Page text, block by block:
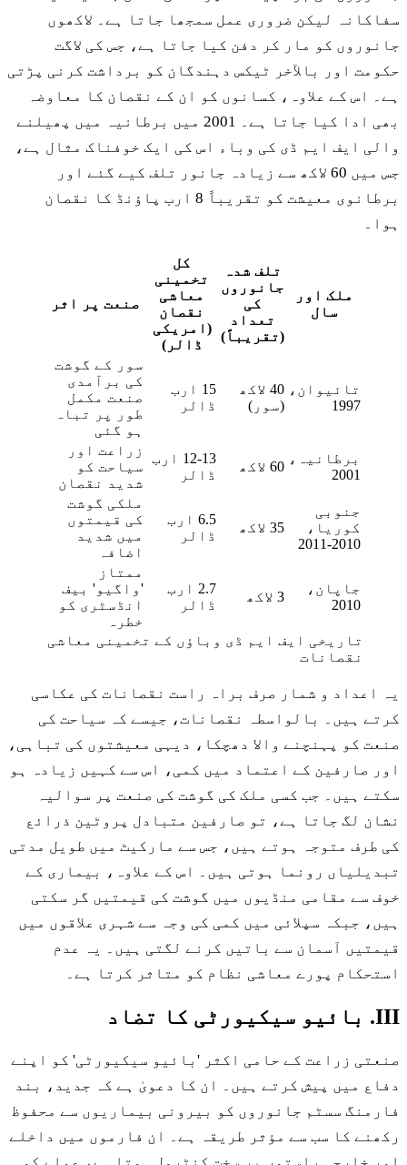
سفاکانہ لیکن ضروری عمل سمجھا جاتا ہے۔ لاکھوں
جانوروں کو مار کر دفن کیا جاتا ہے، جس کی لاگت
حکومت اور بالآخر ٹیکس دہندگان کو برداشت کرنی پڑتی
ہے۔ اس کے علاوہ، کسانوں کو ان کے نقصان کا معاوضہ
بھی ادا کیا جاتا ہے۔ 2001 میں برطانیہ میں پھیلنے
والی ایف ایم ڈی کی وباء اس کی ایک خوفناک مثال ہے،
جس میں 60 لاکھ سے زیادہ جانور تلف کیے گئے اور
برطانوی معیشت کو تقریباً 8 ارب پاؤنڈ کا نقصان
ہوا۔
ملک اور
سال
تلف شدہ
جانوروں
کی
تعداد
(تقریباً)
کل
تخمینی
معاشی
نقصان
(امریکی
ڈالر)
صنعت پر اثر
تائیوان،
1997
40 لاکھ
(سور)
15 ارب
ڈالر
سور کے گوشت
کی برآمدی
صنعت مکمل
طور پر تباہ
ہو گئی
برطانیہ،
2001
60 لاکھ
12-13 ارب
ڈالر
زراعت اور
سیاحت کو
شدید نقصان
جنوبی
کوریا،
2010-2011
35 لاکھ
6.5 ارب
ڈالر
ملکی گوشت
کی قیمتوں
میں شدید
اضافہ
جاپان،
2010
3 لاکھ
2.7 ارب
ڈالر
ممتاز
'واگیو' بیف
انڈسٹری کو
خطرہ
تاریخی ایف ایم ڈی وباؤں کے تخمینی معاشی
نقصانات
یہ اعداد و شمار صرف براہ راست نقصانات کی عکاسی
کرتے ہیں۔ بالواسطہ نقصانات، جیسے کہ سیاحت کی
صنعت کو پہنچنے والا دھچکا، دیہی معیشتوں کی تباہی،
اور صارفین کے اعتماد میں کمی، اس سے کہیں زیادہ ہو
سکتے ہیں۔ جب کسی ملک کی گوشت کی صنعت پر سوالیہ
نشان لگ جاتا ہے، تو صارفین متبادل پروٹین ذرائع
کی طرف متوجہ ہوتے ہیں، جس سے مارکیٹ میں طویل مدتی
تبدیلیاں رونما ہوتی ہیں۔ اس کے علاوہ، بیماری کے
خوف سے مقامی منڈیوں میں گوشت کی قیمتیں گر سکتی
ہیں، جبکہ سپلائی میں کمی کی وجہ سے شہری علاقوں میں
قیمتیں آسمان سے باتیں کرنے لگتی ہیں۔ یہ عدم
استحکام پورے معاشی نظام کو متاثر کرتا ہے۔
III. بائیو سیکیورٹی کا تضاد
صنعتی زراعت کے حامی اکثر 'بائیو سیکیورٹی' کو اپنے
دفاع میں پیش کرتے ہیں۔ ان کا دعویٰ ہے کہ جدید، بند
فارمنگ سسٹم جانوروں کو بیرونی بیماریوں سے محفوظ
رکھنے کا سب سے مؤثر طریقہ ہے۔ ان فارموں میں داخلے